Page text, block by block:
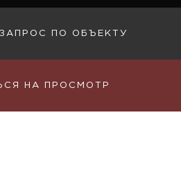
ПО ОБЪЕКТУ
НА ПРОСМОТР